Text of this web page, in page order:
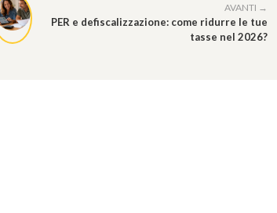
AVANTI →
PER e defiscalizzazione: come ridurre le tue
tasse nel 2026?